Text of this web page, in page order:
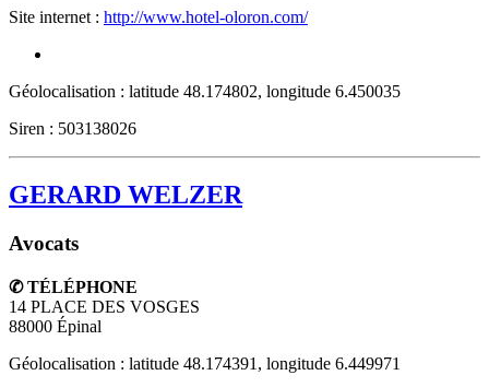
Site internet : http://www.hotel-oloron.com/
Géolocalisation : latitude 48.174802, longitude 6.450035
Siren : 503138026
GERARD WELZER
Avocats
✆ TÉLÉPHONE
14 PLACE DES VOSGES
88000 Épinal
Géolocalisation : latitude 48.174391, longitude 6.449971